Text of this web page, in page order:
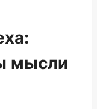
мысли